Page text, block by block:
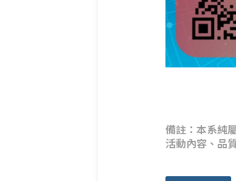
備註：本系純
活動內容、品